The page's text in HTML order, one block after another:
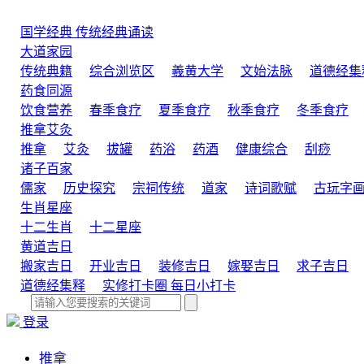
国学经典 传统经典诵读
大道家园
传统典籍
综合浏览区 羲黄大学 文始法脉
道德经集
药食同源
饮食营养
春季食疗 夏季食疗 秋季食疗 冬季食疗
推拿艾灸
推拿
艾灸 拔罐 药浴 药酒 健康综合
刮痧
诸子百家
儒家
历史探究 宗祠传统 道家 诗词歌赋 古玩字画
生肖星座
十二生肖
十二星座
黄道吉日
搬家吉日
开业吉日 装修吉日 嫁娶吉日
求子吉日
道德经集释
实修打卡圈 每日小打卡
登录
推拿